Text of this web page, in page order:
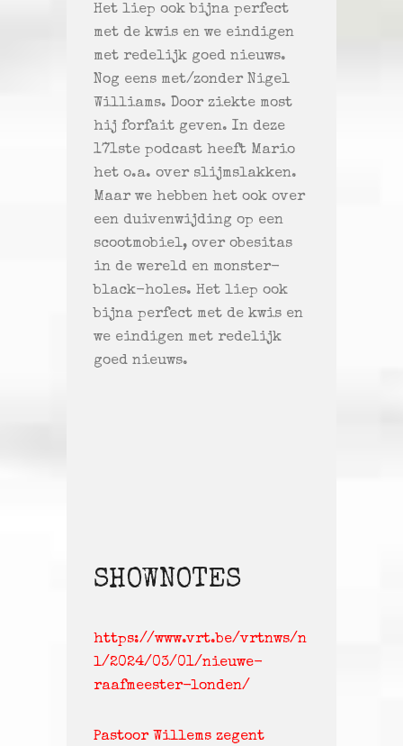
Het liep ook bijna perfect
met de kwis en we eindigen
met redelijk goed nieuws.
Nog eens met/zonder Nigel
Williams. Door ziekte most
hij forfait geven. In deze
171ste podcast heeft Mario
het o.a. over slijmslakken.
Maar we hebben het ook over
een duivenwijding op een
scootmobiel, over obesitas
in de wereld en monster-
black-holes. Het liep ook
bijna perfect met de kwis en
we eindigen met redelijk
goed nieuws.
SHOWNOTES
https://www.vrt.be/vrtnws/n
l/2024/03/01/nieuwe-
raafmeester-londen/
Pastoor Willems zegent